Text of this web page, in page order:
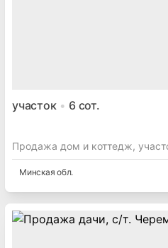
участок 6сот.
Продажа дом и коттедж,
Минская обл.